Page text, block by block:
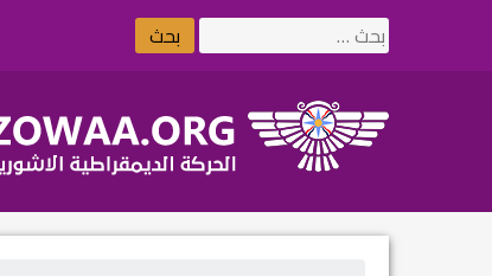
البحث
عن: